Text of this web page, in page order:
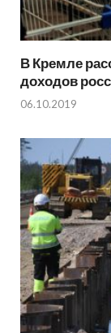
В Кремле
доходов
06.10.2019